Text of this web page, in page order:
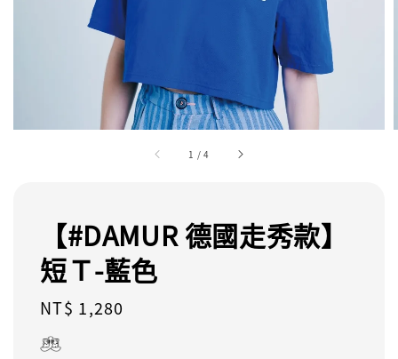
1 /4
【#DAMUR 德國走秀款】
短Ｔ-藍色
Regular
price
NT$ 1,280